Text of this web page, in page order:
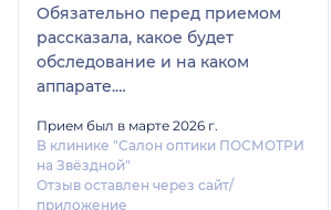
Обязательно перед приемом
рассказала, какое будет
обследование и на каком
аппарате.
рекомендаций и что самое
главное, не было навязывания
дополнительных услуг.
Прием был в марте 2026 г.
В клинике "Салон оптики ПОСМОТРИ
на Звёздной"
Отзыв оставлен через сайт/
приложение